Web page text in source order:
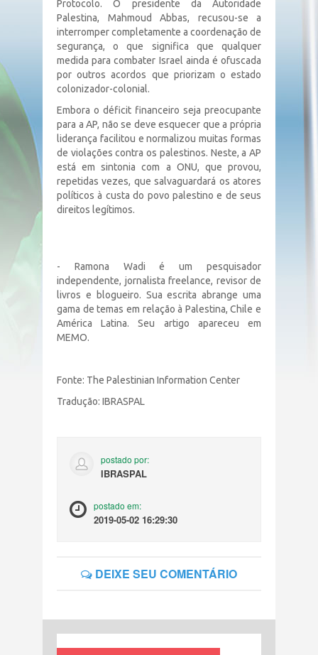
Protocolo. O presidente da Autoridade
Palestina, Mahmoud Abbas, recusou-se a
interromper completamente a coordenação de
segurança, o que significa que qualquer
medida para combater Israel ainda é ofuscada
por outros acordos que priorizam o estado
colonizador-colonial.
Embora o déficit financeiro seja preocupante
para a AP, não se deve esquecer que a própria
liderança facilitou e normalizou muitas formas
de violações contra os palestinos. Neste, a AP
está em sintonia com a ONU, que provou,
repetidas vezes, que salvaguardará os atores
políticos à custa do povo palestino e de seus
direitos legítimos.
- Ramona Wadi é um pesquisador
independente, jornalista freelance, revisor de
livros e blogueiro. Sua escrita abrange uma
gama de temas em relação à Palestina, Chile e
América Latina. Seu artigo apareceu em
MEMO.
Fonte: The Palestinian Information Center
Tradução: IBRASPAL
postado por:
IBRASPAL
postado em:
2019-05-02 16:29:30
DEIXE SEU COMENTÁRIO